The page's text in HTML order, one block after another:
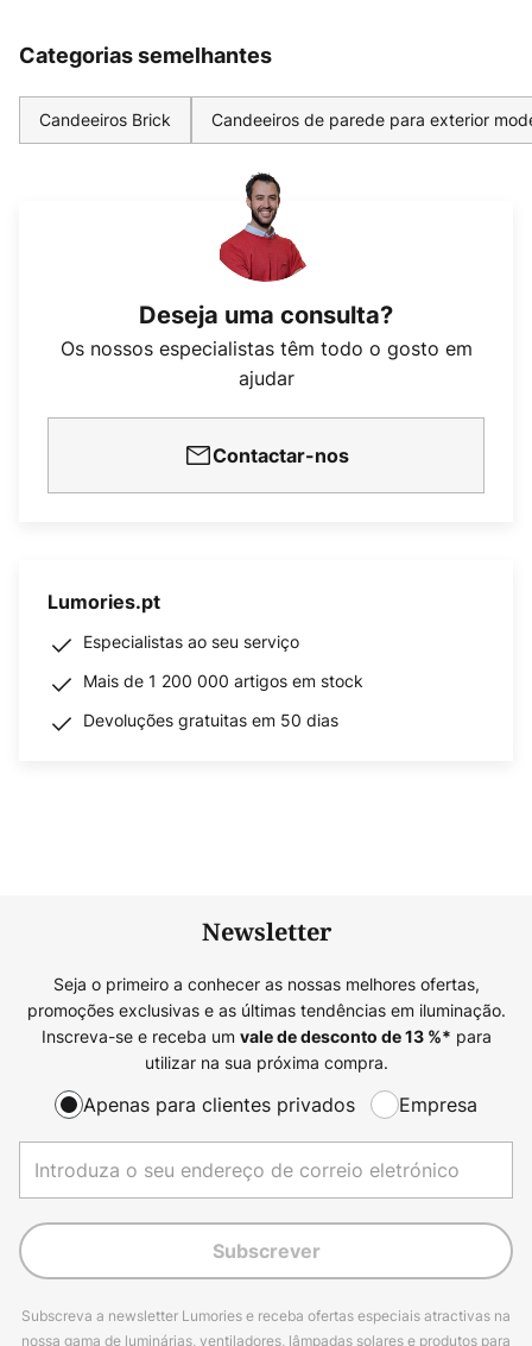
Categorias semelhantes
Candeeiros Brick Candeeiros de parede para exterior
Deseja uma consulta?
Os nossos especialistas têm todo o gosto em
ajudar
Contactar-nos
Lumories.pt
Especialistas ao seu serviço
Mais de 1 200 000 artigos em stock
Devoluções gratuitas em 50 dias
Newsletter
Seja o primeiro a conhecer as nossas melhores ofertas,
promoções exclusivas e as últimas tendências em iluminação.
Inscreva-se e receba um vale de desconto de13%* para
utilizar na sua próxima compra.
Apenas para clientes privados Empresa
Subscrever
Subscreva a newsletter Lumories e receba ofertas especiais atractivas na
nossa gama de luminárias, ventiladores, lâmpadas solares e produtos para